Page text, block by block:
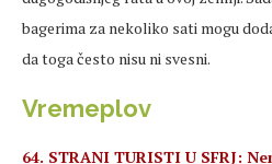
bagerima za nekoliko sati mogu
da toga često nisu ni svesni.
Vremeplov
64. STRANI TURISTI U SFRJ: